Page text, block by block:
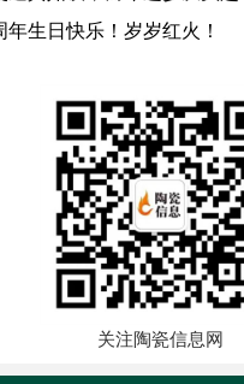
年生日快乐！岁岁红火！
关注陶瓷信息网